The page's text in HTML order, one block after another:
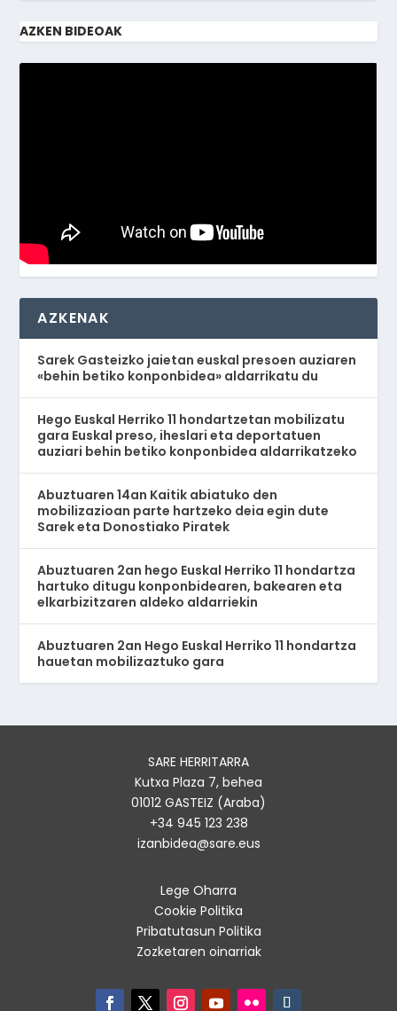
AZKEN BIDEOAK
AZKENAK
Sarek Gasteizko jaietan euskal presoen auziaren
«behin betiko konponbidea» aldarrikatu du
Hego Euskal Herriko 11 hondartzetan mobilizatu
gara Euskal preso, iheslari eta deportatuen
auziari behin betiko konponbidea aldarrikatzeko
Abuztuaren 14an Kaitik abiatuko den
mobilizazioan parte hartzeko deia egin dute
Sarek eta Donostiako Piratek
Abuztuaren 2an hego Euskal Herriko 11 hondartza
hartuko ditugu konponbidearen, bakearen eta
elkarbizitzaren aldeko aldarriekin
Abuztuaren 2an Hego Euskal Herriko 11 hondartza
hauetan mobilizaztuko gara
SARE HERRITARRA
Kutxa Plaza 7, behea
01012 GASTEIZ (Araba)
+34 945 123 238
izanbidea@sare.eus
Lege Oharra
Cookie Politika
Pribatutasun Politika
Zozketaren oinarriak